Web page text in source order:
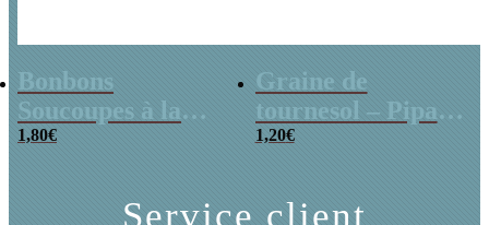
Bonbons
Soucoupes à la
poudre (x20)
1,80€
Graine de
tournesol – Pipas
x 3
1,20€
Service client